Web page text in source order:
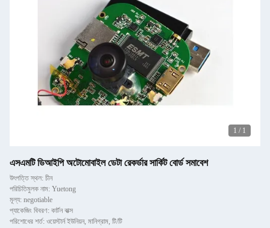
1 / 1
এসএমটি ডিআইপি অটোমোবাইল ডেটা রেকর্ডার সার্কিট বোর্ড সমাবেশ
উৎপত্তি স্থল: চীন
পরিচিতিমুলক নাম: Yuetong
মূল্য: negotiable
প্যাকেজিং বিবরণ: কার্টন বাক্স
পরিশোধের শর্ত: ওয়েস্টার্ন ইউনিয়ন, মানিগ্রাম, টি/টি